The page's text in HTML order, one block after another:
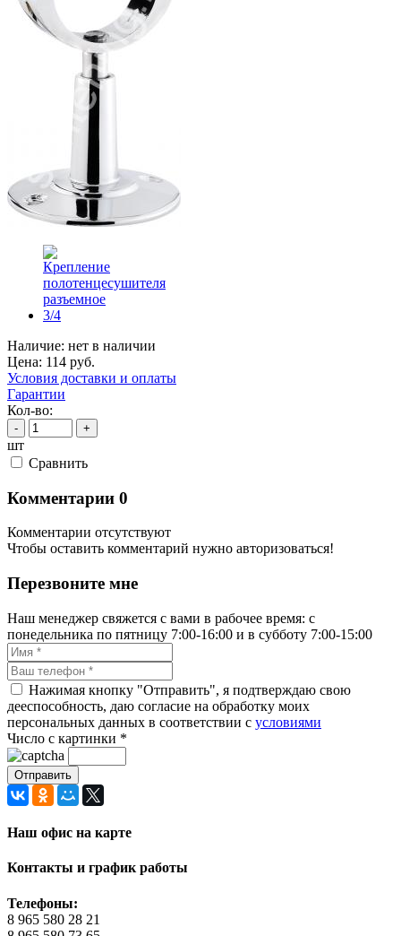
Наличие: нет в наличии
Цена: 114 руб.
Условия доставки и оплаты
Гарантии
Кол-во:
- +
шт
Cравнить
Комментарии 0
Комментарии отсутствуют
Чтобы оставить комментарий нужно авторизоваться!
Перезвоните мне
Наш менеджер свяжется с вами в рабочее время: с
понедельника по пятницу 7:00-16:00 и в субботу 7:00-15:00
Нажимая кнопку "Отправить", я подтверждаю свою
дееспособность, даю согласие на обработку моих
персональных данных в соответствии с условиями
Число с картинки *
Наш офис на карте
Контакты и график работы
Телефоны:
8 965 580 28 21